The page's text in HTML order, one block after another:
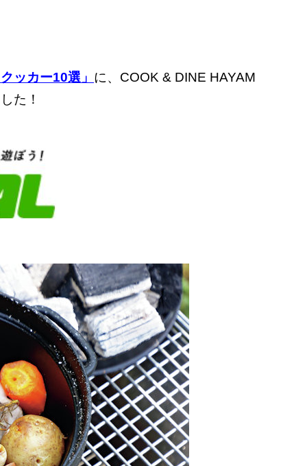
ッカー10選」 に、COOK & DINE HAYAM
た！